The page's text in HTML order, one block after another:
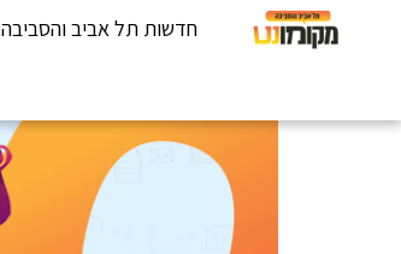
חדשות תל אביב והסביבה